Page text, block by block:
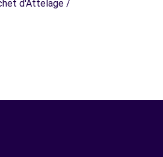
d'Attelage /